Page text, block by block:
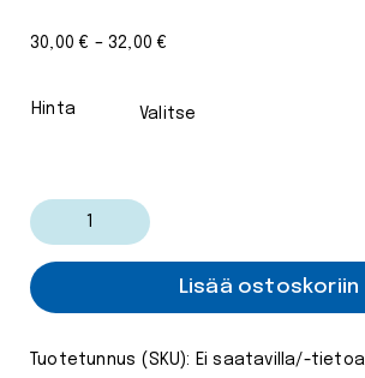
30,00€ – 32,00€
32,00 €
Hinta
Kirjastoseuran
isot
pinkki
määrä
Lisää ostoskoriin
Tuotetunnus (SKU): Ei saatavilla/-tietoa